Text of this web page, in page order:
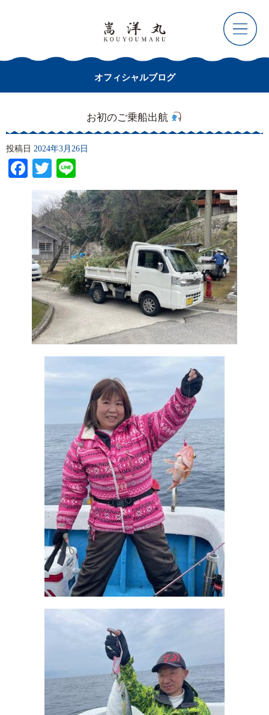
オフィシャルブログ
お初のご乗船出航
投稿日 2024年3月26日
Facebook
Twitter